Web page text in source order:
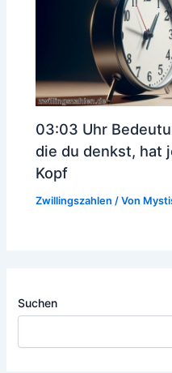
03:03 Uhr
die du denkst, hat
Kopf
Zwillingszahlen / Von
Suchen